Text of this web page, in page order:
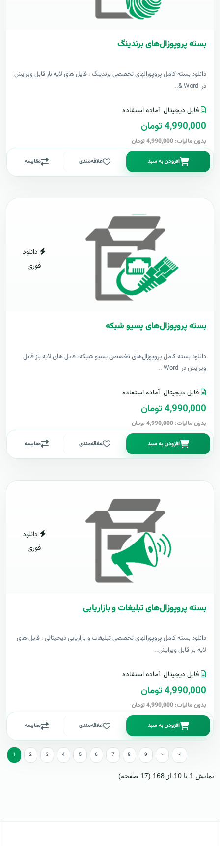
بسته پروپوزال‌های برندینگ
دانلود بسته کامل پروپوزالهای تخصصی برندینگ ، فایل های لایه باز قابل ویرایش
در Word &..
فایل دیجیتال آماده استفاده
4,990,000 تومان
بدون مالیات: 4,990,000 تومان
افزودن به سبد علاقه‌مندی مقایسه
دانلود
فوری
بسته پروپوزال‌های پسیو شبکه
دانلود بسته کامل پروپوزال‌های تخصصی پسیو شبکه، فایل های لایه باز قابل
ویرایش در Word ..
فایل دیجیتال آماده استفاده
4,990,000 تومان
بدون مالیات: 4,990,000 تومان
افزودن به سبد علاقه‌مندی مقایسه
دانلود
فوری
بسته پروپوزال‌های تبلیغات و بازاریابی
دانلود بسته کامل پروپوزالهای تخصصی تبلیغات و بازاریابی دیجیتالی ، فایل های
لایه باز قابل ویرایش..
فایل دیجیتال آماده استفاده
4,990,000 تومان
بدون مالیات: 4,990,000 تومان
افزودن به سبد علاقه‌مندی مقایسه
1 2 3 4 5 6 7 8 9 > >|
نمایش 1 تا 10 از 168 (17 صفحه)